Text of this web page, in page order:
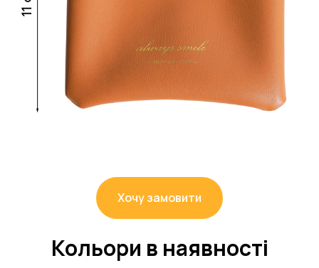
Хочу замовити
Кольори в наявності